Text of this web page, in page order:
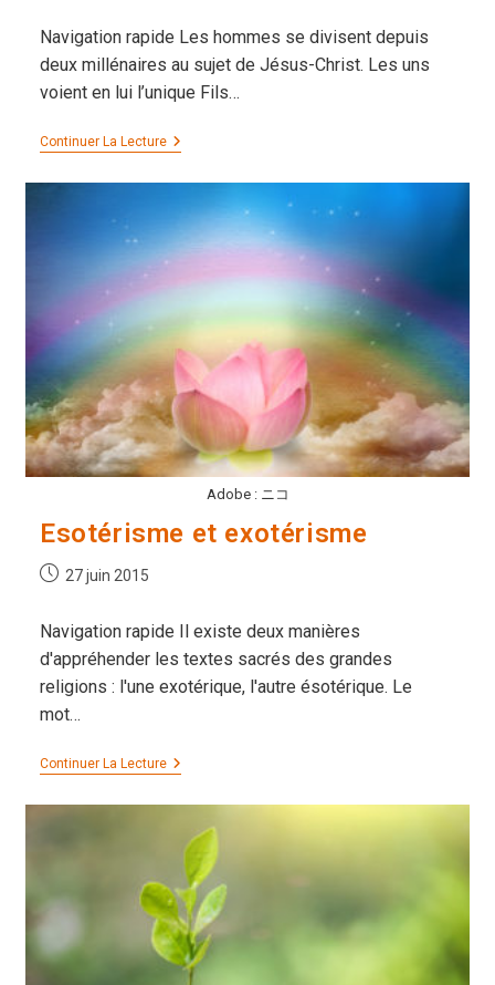
Navigation rapide Les hommes se divisent depuis
deux millénaires au sujet de Jésus-Christ. Les uns
voient en lui l’unique Fils…
Continuer La LectureLa
Tout
Un
Symbole
Adobe : ニコ
Esotérisme et exotérisme
Publication
27 juin 2015
Navigation rapide Il existe deux manières
d'appréhender les textes sacrés des grandes
religions : l'une exotérique, l'autre ésotérique. Le
mot…
Continuer La LectureEsotérisme